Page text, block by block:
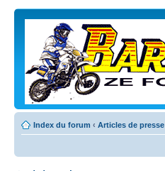
Index du forum ‹ Articles de presse